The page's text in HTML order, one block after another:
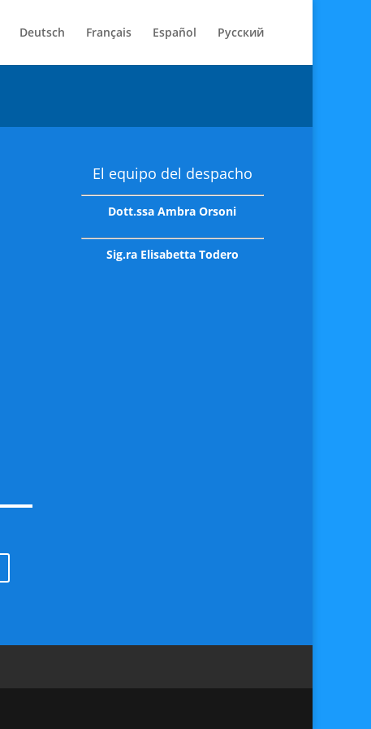
Deutsch Français Español Русский
El equipo del despacho
Dott.ssa Ambra Orsoni
Sig.ra Elisabetta Todero